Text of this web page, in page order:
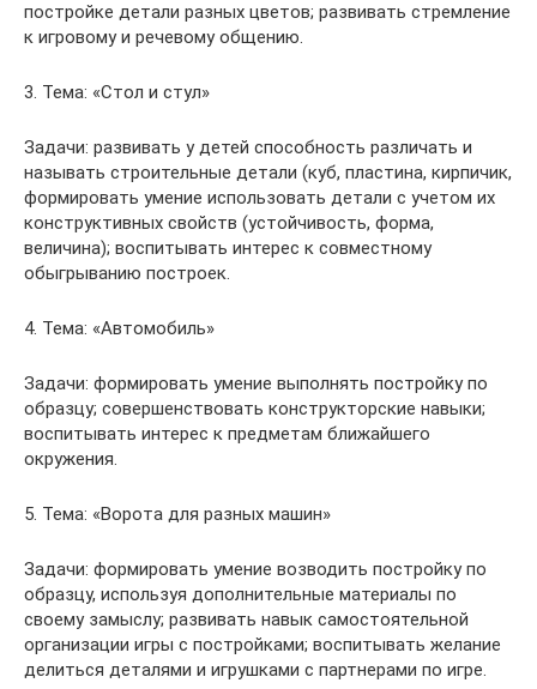
постройке детали разных цветов; развивать стремление
к игровому и речевому общению.
3. Тема: «Стол и стул»
Задачи: развивать у детей способность различать и
называть строительные детали (куб, пластина, кирпичик,
формировать умение использовать детали с учетом их
конструктивных свойств (устойчивость, форма,
величина); воспитывать интерес к совместному
обыгрыванию построек.
4. Тема: «Автомобиль»
Задачи: формировать умение выполнять постройку по
образцу; совершенствовать конструкторские навыки;
воспитывать интерес к предметам ближайшего
окружения.
5. Тема: «Ворота для разных машин»
Задачи: формировать умение возводить постройку по
образцу, используя дополнительные материалы по
своему замыслу; развивать навык самостоятельной
организации игры с постройками; воспитывать желание
делиться деталями и игрушками с партнерами по игре.